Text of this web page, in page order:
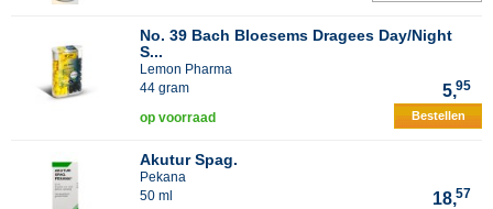
No. 39 Bach Bloesems Dragees Day/Night
S...
Lemon Pharma
44 gram
5,95
op voorraad Bestellen
Akutur Spag.
Pekana
50 ml
18,57